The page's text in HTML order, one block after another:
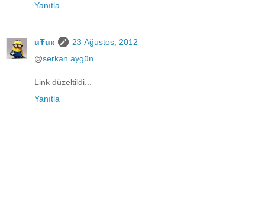
Yanıtla
uŦuк
23 Ağustos, 2012
@serkan aygün
Link düzeltildi...
Yanıtla